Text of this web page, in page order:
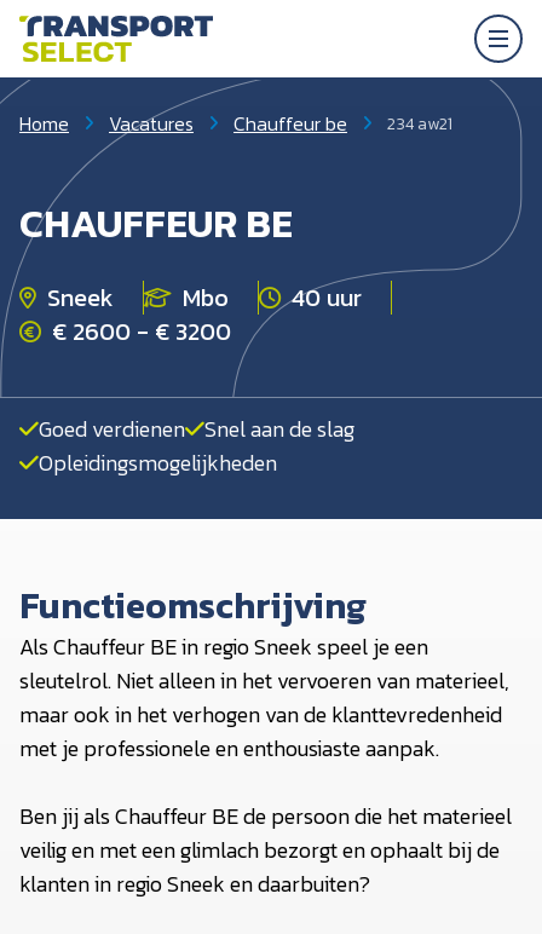
Home Vacatures Chauffeur be 234 aw21
CHAUFFEUR BE
Sneek Mbo
40 uur
€ 2600 - € 3200
Goed verdienen Snel aan de slag
Opleidingsmogelijkheden
Functieomschrijving
Als Chauffeur BE in regio Sneek speel je een
sleutelrol. Niet alleen in het vervoeren van materieel,
maar ook in het verhogen van de klanttevredenheid
met je professionele en enthousiaste aanpak.
Ben jij als Chauffeur BE de persoon die het materieel
veilig en met een glimlach bezorgt en ophaalt bij de
klanten in regio Sneek en daarbuiten?